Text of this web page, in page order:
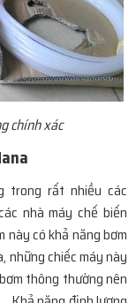
chính xác
trong rất nhiều các
nhà máy chế biến
này có khả năng bơm
những chiếc máy này
thông thường nên